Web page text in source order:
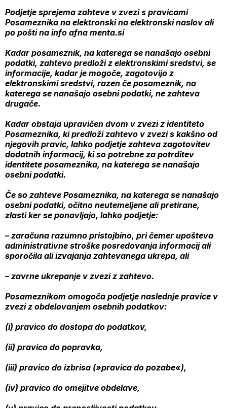
Podjetje sprejema zahteve v zvezi s pravicami
Posameznika na elektronski na elektronski naslov ali
po pošti na info afna menta.si
Kadar posameznik, na katerega se nanašajo osebni
podatki, zahtevo predloži z elektronskimi sredstvi, se
informacije, kadar je mogoče, zagotovijo z
elektronskimi sredstvi, razen če posameznik, na
katerega se nanašajo osebni podatki, ne zahteva
drugače.
Kadar obstaja upravičen dvom v zvezi z identiteto
Posameznika, ki predloži zahtevo v zvezi s kakšno od
njegovih pravic, lahko podjetje zahteva zagotovitev
dodatnih informacij, ki so potrebne za potrditev
identitete posameznika, na katerega se nanašajo
osebni podatki.
Če so zahteve Posameznika, na katerega se nanašajo
osebni podatki, očitno neutemeljene ali pretirane,
zlasti ker se ponavljajo, lahko podjetje:
– zaračuna razumno pristojbino, pri čemer upošteva
administrativne stroške posredovanja informacij ali
sporočila ali izvajanja zahtevanega ukrepa, ali
– zavrne ukrepanje v zvezi z zahtevo.
Posameznikom omogoča podjetje naslednje pravice v
zvezi z obdelovanjem osebnih podatkov:
(i) pravico do dostopa do podatkov,
(ii) pravico do popravka,
(iii) pravico do izbrisa (»pravica do pozabe«),
(iv) pravico do omejitve obdelave,